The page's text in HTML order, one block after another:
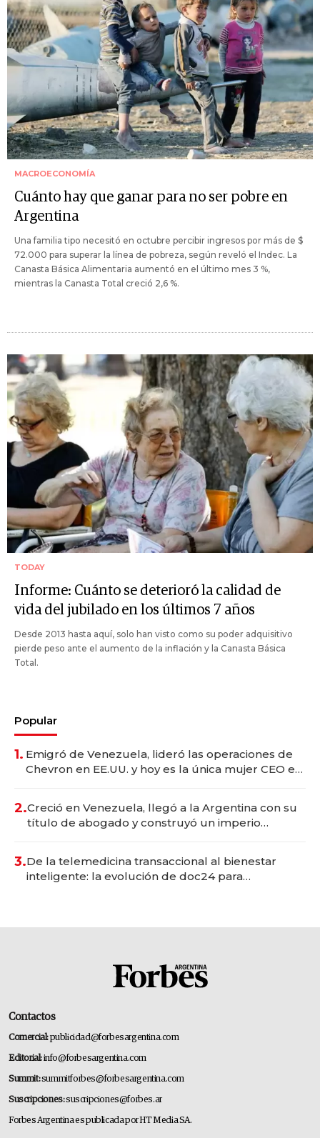
MACROECONOMÍA
Cuánto hay que ganar para no ser pobre en
Argentina
Una familia tipo necesitó en octubre percibir ingresos por más de $
72.000 para superar la línea de pobreza, según reveló el Indec. La
Canasta Básica Alimentaria aumentó en el último mes 3 %,
mientras la Canasta Total creció 2,6 %.
TODAY
Informe: Cuánto se deterioró la calidad de
vida del jubilado en los últimos 7 años
Desde 2013 hasta aquí, solo han visto como su poder adquisitivo
pierde peso ante el aumento de la inflación y la Canasta Básica
Total.
Popular
1. Emigró de Venezuela, lideró las operaciones de
Chevron en EE.UU. y hoy es la única mujer CEO en
2.Creció en Venezuela, llegó a la Argentina con su
título de abogado y construyó un imperio
3.De la telemedicina transaccional al bienestar
inteligente: la evolución de doc24 para
Contactos
Comercial:publicidad@forbesargentina.com
Editorial:info@forbesargentina.com
Summit:summitforbes@forbesargentina.com
Suscripciones:suscripciones@forbes.ar
Forbes Argentina es publicada por HT Media SA.